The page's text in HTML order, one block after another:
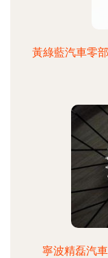
黃綠藍汽車零
寧波精磊汽